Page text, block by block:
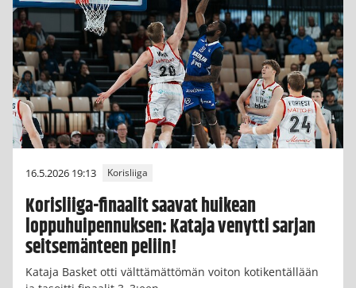
16.5.2026 19:13 Korisliiga
Korisliiga-finaalit saavat huikean
loppuhuipennuksen: Kataja venytti sarjan
seitsemänteen peliin!
Kataja Basket otti välttämättömän voiton kotikentällään